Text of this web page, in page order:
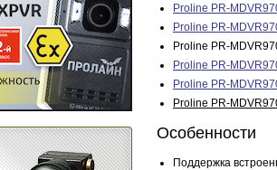
Proline PR-
Proline PR-
Proline PR-
Proline PR-
Proline PR-
Proline PR-
Особенности
Поддержка